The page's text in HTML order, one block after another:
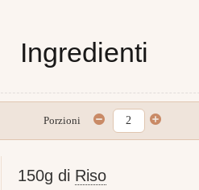
Ingredienti
Porzioni
150g di Riso